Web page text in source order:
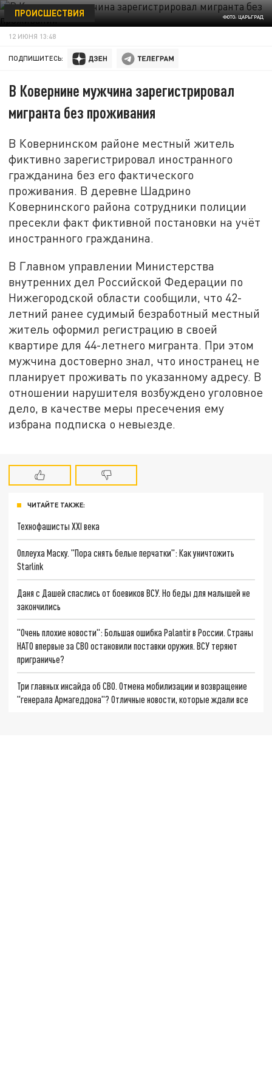
ФОТО: ЦАРЬГРАД
ПРОИСШЕСТВИЯ
12 ИЮНЯ 13:48
ПОДПИШИТЕСЬ:
В Ковернине мужчина зарегистрировал
мигранта без проживания
В Ковернинском районе местный житель
фиктивно зарегистрировал иностранного
гражданина без его фактического
проживания. В деревне Шадрино
Ковернинского района сотрудники полиции
пресекли факт фиктивной постановки на учёт
иностранного гражданина.
В Главном управлении Министерства
внутренних дел Российской Федерации по
Нижегородской области сообщили, что 42-
летний ранее судимый безработный местный
житель оформил регистрацию в своей
квартире для 44-летнего мигранта. При этом
мужчина достоверно знал, что иностранец не
планирует проживать по указанному адресу. В
отношении нарушителя возбуждено уголовное
дело, в качестве меры пресечения ему
избрана подписка о невыезде.
ЧИТАЙТЕ ТАКЖЕ:
Технофашисты XXI века
Оплеуха Маску. "Пора снять белые перчатки": Как уничтожить
Starlink
Даня с Дашей спаслись от боевиков ВСУ. Но беды для малышей не
закончились
"Очень плохие новости": Большая ошибка Palantir в России. Страны
НАТО впервые за СВО остановили поставки оружия. ВСУ теряют
приграничье?
Три главных инсайда об СВО. Отмена мобилизации и возвращение
"генерала Армагеддона"? Отличные новости, которые ждали все